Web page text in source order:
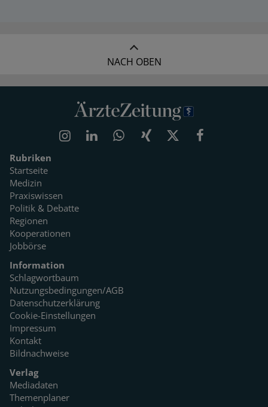
NACH OBEN
Rubriken
Startseite
Medizin
Praxiswissen
Politik & Debatte
Regionen
Kooperationen
Jobbörse
Information
Schlagwortbaum
Nutzungsbedingungen/AGB
Datenschutzerklärung
Cookie-Einstellungen
Impressum
Kontakt
Bildnachweise
Verlag
Mediadaten
Themenplaner